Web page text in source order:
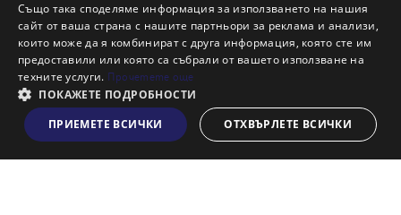
Виж на картата
Наши офиси
Кариери
Кои сме ние?
Франчайз
Блог
Искаш ли да получаваш актуална информация за пазара
на недвижими имоти?
Също така споделяме информация за използването на нашия
сайт от ваша страна с нашите партньори за реклама и анализи,
които може да я комбинират с друга информация, която сте им
предоставили или която са събрали от вашето използване на
техните услуги. Прочетете още
ПОКАЖЕТЕ ПОДРОБНОСТИ
ПРИЕМЕТЕ ВСИЧКИ
ОТХВЪРЛЕТЕ ВСИЧКИ